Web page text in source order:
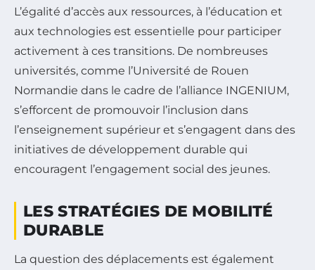
L’égalité d’accès aux ressources, à l’éducation et
aux technologies est essentielle pour participer
activement à ces transitions. De nombreuses
universités, comme l’Université de Rouen
Normandie dans le cadre de l’alliance INGENIUM,
s’efforcent de promouvoir l’inclusion dans
l’enseignement supérieur et s’engagent dans des
initiatives de développement durable qui
encouragent l’engagement social des jeunes.
LES STRATÉGIES DE MOBILITÉ
DURABLE
La question des déplacements est également